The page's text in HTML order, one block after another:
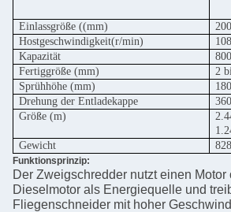
Einlassgröße ((mm)
Hostgeschwindigkeit(r/min)
Kapazität
Fertiggröße (mm)
2
Sprühhöhe (mm)
Drehung der Entladekappe
Größe (m)
Gewicht
Funktionsprinzip:
Der Zweigschredder nutzt einen Motor
Dieselmotor als Energiequelle und
Fliegenschneider mit hoher